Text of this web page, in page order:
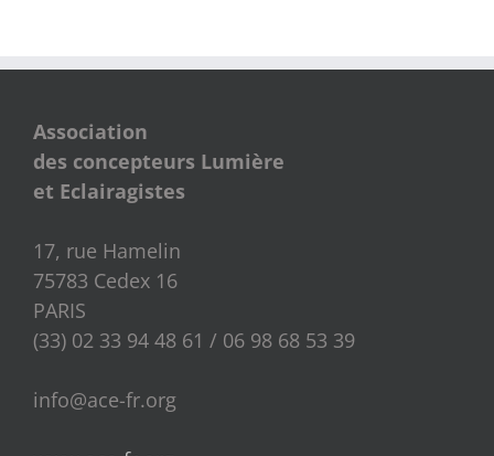
Association
des concepteurs Lumière
et Eclairagistes
17, rue Hamelin
75783 Cedex 16
PARIS
(33) 02 33 94 48 61 / 06 98 68 53 39
info@ace-fr.org